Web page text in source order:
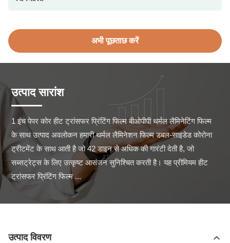
अभी पूछताछ करें
उत्पाद सारांश
1 इंच पेपर कोर हीट ट्रांसफर प्रिंटिंग फिल्म बीओपीपी थर्मल लैमिनेटिंग फिल्म
के साथ उत्पाद अवलोकन हमारी थर्मल लैमिनेशन फिल्म डबल-साइडेड कोरोना
ट्रीटमेंट के साथ आती है जो 42 डाइन से अधिक की गारंटी देती है, जो
सब्सट्रेट्स के लिए उत्कृष्ट आसंजन सुनिश्चित करती है। यह प्रीमियम हीट
ट्रांसफर प्रिंटिंग फिल्म ...
उत्पाद विवरण